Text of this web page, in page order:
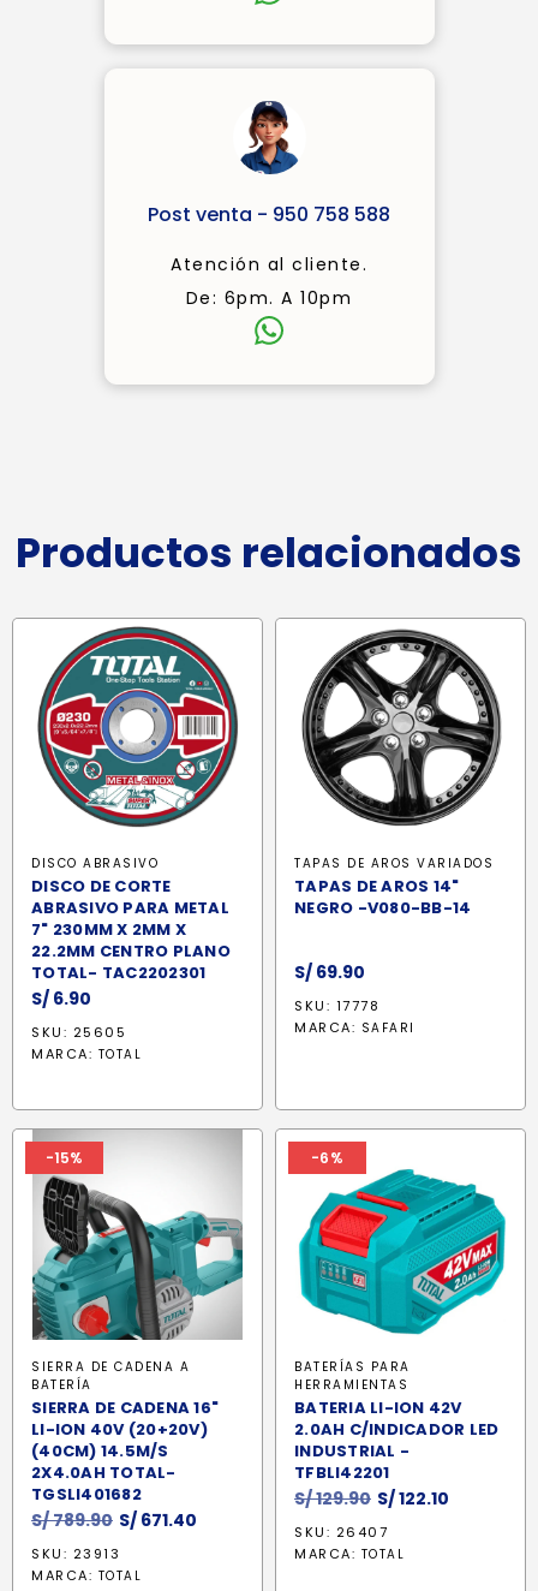
Post venta - 950 758 588
Atención al cliente.
De: 6pm. A 10pm
Productos relacionados
DISCO ABRASIVO
DISCO DE CORTE
ABRASIVO PARA METAL
7" 230MM X 2MM X
22.2MM CENTRO PLANO
TOTAL- TAC2202301
S/ 6.90
SKU: 25605
MARCA: TOTAL
TAPAS DE AROS VARIADOS
TAPAS DE AROS 14"
NEGRO -V080-BB-14
S/ 69.90
SKU: 17778
MARCA: SAFARI
-15%
SIERRA DE CADENA A
BATERÍA
SIERRA DE CADENA 16"
LI-ION 40V (20+20V)
(40CM) 14.5M/S
2X4.0AH TOTAL-
TGSLI401682
S/789.90 El
original
S/ 671.40
SKU: 23913
MARCA: TOTAL
-6%
BATERÍAS PARA
HERRAMIENTAS
BATERIA LI-ION 42V
2.0AH C/INDICADOR LED
INDUSTRIAL -
TFBLI42201
S/129.90 El
precio
original
S/122.10
SKU: 26407
MARCA: TOTAL